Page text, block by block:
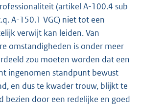
(artikel A-100.4 sub
A-150.1 VGC) niet tot een
verwijt kan leiden. Van
omstandigheden is onder meer
zou moeten worden dat een
ingenomen standpunt bewust
en dus te kwader trouw, blijkt te
bezien door een redelijke en goed